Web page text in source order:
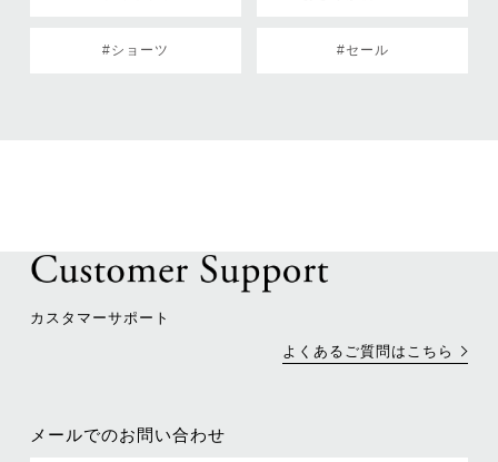
#ショーツ #セール
カスタマーサポート
よくあるご質問はこちら
メールでのお問い合わせ